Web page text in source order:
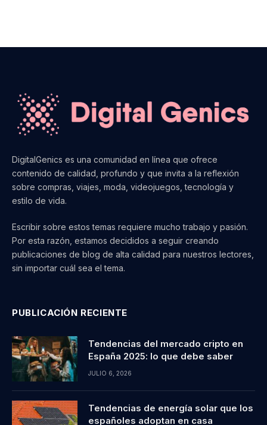
DigitalGenics es una comunidad en línea que ofrece
contenido de calidad, profundo y que invita a la reflexión
sobre compras, viajes, moda, videojuegos, tecnología y
estilo de vida.
Escribir sobre estos temas requiere mucho trabajo y pasión.
Por esta razón, estamos decididos a seguir creando
publicaciones de blog de alta calidad para nuestros lectores,
sin importar cuál sea el tema.
PUBLICACIÓN RECIENTE
Tendencias del mercado cripto en
España 2025: lo que debe saber
JULIO 6, 2026
Tendencias de energía solar que los
españoles adoptan en casa